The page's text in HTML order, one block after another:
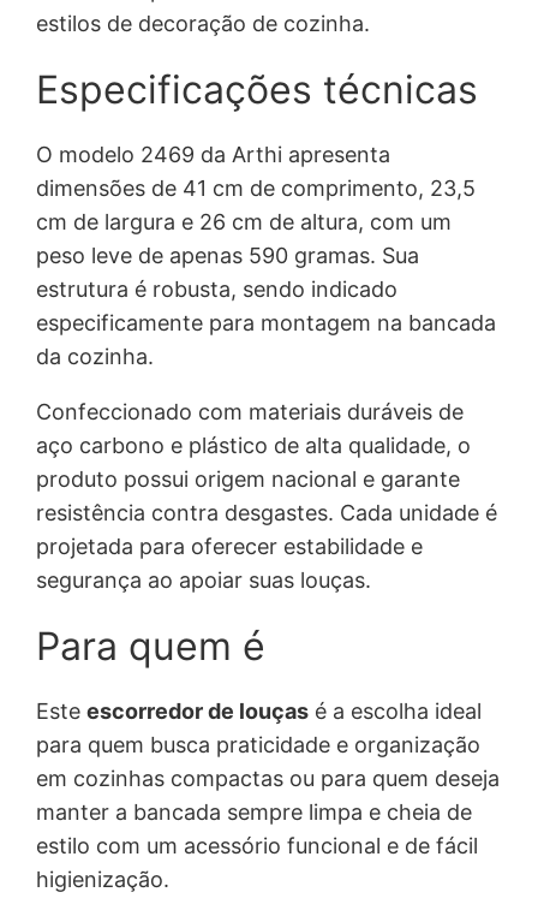
0
0
.
estilos de decoração de cozinha.
Especificações técnicas
O modelo 2469 da Arthi apresenta
dimensões de 41 cm de comprimento, 23,5
cm de largura e 26 cm de altura, com um
peso leve de apenas 590 gramas. Sua
estrutura é robusta, sendo indicado
especificamente para montagem na bancada
da cozinha.
Confeccionado com materiais duráveis de
aço carbono e plástico de alta qualidade, o
produto possui origem nacional e garante
resistência contra desgastes. Cada unidade é
projetada para oferecer estabilidade e
segurança ao apoiar suas louças.
Para quem é
Esteescorredor de louças é a escolha ideal
para quem busca praticidade e organização
em cozinhas compactas ou para quem deseja
manter a bancada sempre limpa e cheia de
estilo com um acessório funcional e de fácil
higienização.